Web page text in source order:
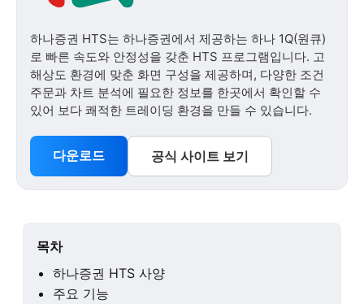
하나증권 HTS는 하나증권에서 제공하는 하나 1Q(원큐)
로 빠른 속도와 안정성을 갖춘 HTS 프로그램입니다. 고
해상도 환경에 맞춘 화면 구성을 제공하며, 다양한 조건
주문과 차트 분석에 필요한 정보를 한곳에서 확인할 수
있어 보다 쾌적한 트레이딩 환경을 만들 수 있습니다.
다운로드 공식 사이트 보기
목차
하나증권 HTS 사양
주요 기능